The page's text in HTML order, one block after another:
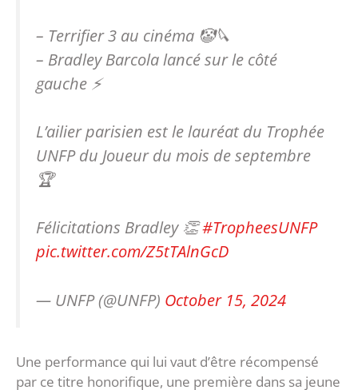
– Terrifier 3 au cinéma 🤡🔪
– Bradley Barcola lancé sur le côté
gauche ⚡️
L’ailier parisien est le lauréat du Trophée
UNFP du Joueur du mois de septembre
🏆
Félicitations Bradley 👏#TropheesUNFP
pic.twitter.com/Z5tTAlnGcD
— UNFP (@UNFP) October 15, 2024
Une performance qui lui vaut d’être récompensé
par ce titre honorifique, une première dans sa jeune